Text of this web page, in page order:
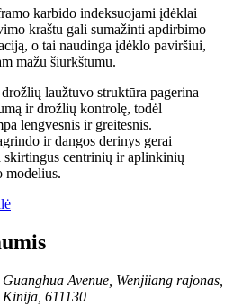
karbido indeksuojami įdėklai
kraštu gali sumažinti apdirbimo
o tai naudinga įdėklo paviršiui,
mažu šiurkštumu.
laužtuvo struktūra pagerina
ir drožlių kontrolę, todėl
lengvesnis ir greitesnis.
ir dangos derinys gerai
skirtingus centrinių ir aplinkinių
modelius.
Avenue, Wenjiiang rajonas,
Kinija, 611130